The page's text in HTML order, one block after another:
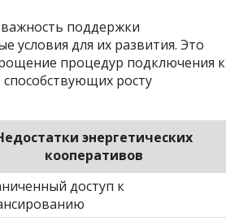
поддержки
условия для их развития. Это
процедур подключения к
росту
энергетических
кооперативов
доступ к